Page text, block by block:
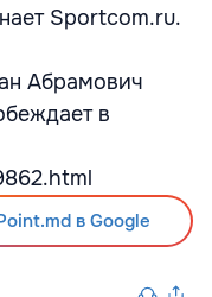
Sportcom.ru.
Абрамович
в
в Google